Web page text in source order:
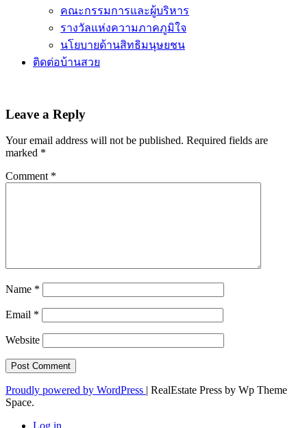
คณะกรรมการและผู้บริหาร
รางวัลแห่งความภาคภูมิใจ
นโยบายด้านสิทธิมนุษยชน
ติดต่อบ้านสวย
Leave a Reply
Your email address will not be published. Required fields are
marked *
Comment *
Name *
Email *
Website
Proudly powered by WordPress | RealEstate Press by Wp Theme
Space.